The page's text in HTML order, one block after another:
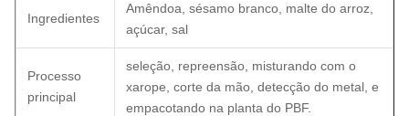
Ingredientes
Amêndoa, sésamo branco, malte do arroz,
açúcar, sal
Processo
principal
seleção, repreensão, misturando com o
xarope, corte da mão, detecção do metal, e
empacotando na planta do PBF.